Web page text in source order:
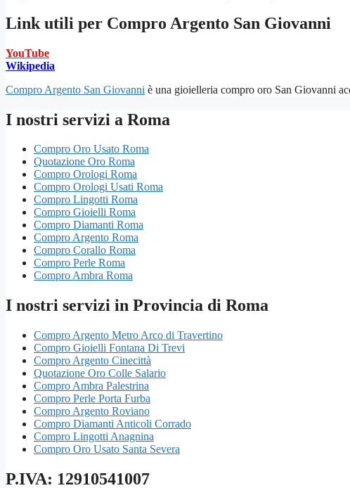
Link utili per Compro Argento San Giovanni
YouTube
Wikipedia
Compro Argento San Giovanni è una gioielleria compro oro San Giovanni
I nostri servizi a Roma
Compro Oro Usato Roma
Quotazione Oro Roma
Compro Orologi Roma
Compro Orologi Usati Roma
Compro Lingotti Roma
Compro Gioielli Roma
Compro Diamanti Roma
Compro Argento Roma
Compro Corallo Roma
Compro Perle Roma
Compro Ambra Roma
I nostri servizi in Provincia di Roma
Compro Argento Metro Arco di Travertino
Compro Gioielli Fontana Di Trevi
Compro Argento Cinecittà
Quotazione Oro Colle Salario
Compro Ambra Palestrina
Compro Perle Porta Furba
Compro Argento Roviano
Compro Diamanti Anticoli Corrado
Compro Lingotti Anagnina
Compro Oro Usato Santa Severa
P.IVA: 12910541007